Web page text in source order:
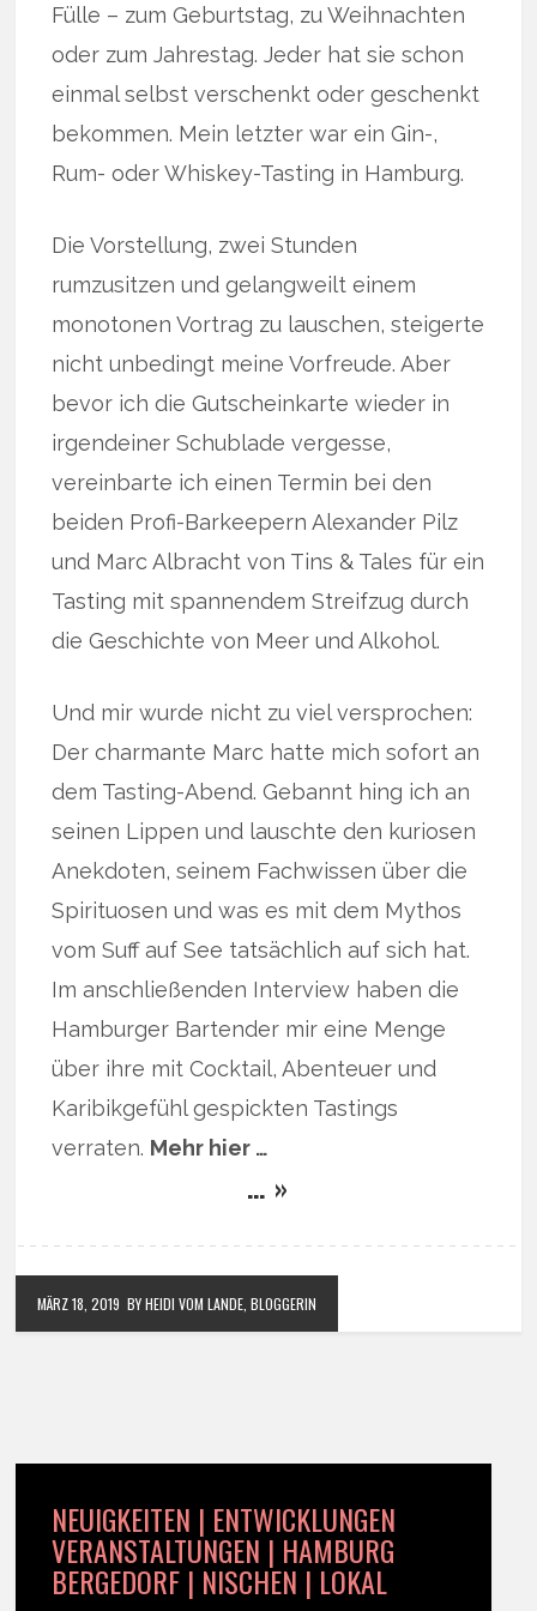
Fülle – zum Geburtstag, zu Weihnachten
oder zum Jahrestag. Jeder hat sie schon
einmal selbst verschenkt oder geschenkt
bekommen. Mein letzter war ein Gin-,
Rum- oder Whiskey-Tasting in Hamburg.
Die Vorstellung, zwei Stunden
rumzusitzen und gelangweilt einem
monotonen Vortrag zu lauschen, steigerte
nicht unbedingt meine Vorfreude. Aber
bevor ich die Gutscheinkarte wieder in
irgendeiner Schublade vergesse,
vereinbarte ich einen Termin bei den
beiden Profi-Barkeepern Alexander Pilz
und Marc Albracht von Tins & Tales für ein
Tasting mit spannendem Streifzug durch
die Geschichte von Meer und Alkohol.
Und mir wurde nicht zu viel versprochen:
Der charmante Marc hatte mich sofort an
dem Tasting-Abend. Gebannt hing ich an
seinen Lippen und lauschte den kuriosen
Anekdoten, seinem Fachwissen über die
Spirituosen und was es mit dem Mythos
vom Suff auf See tatsächlich auf sich hat.
Im anschließenden Interview haben die
Hamburger Bartender mir eine Menge
über ihre mit Cocktail, Abenteuer und
Karibikgefühl gespickten Tastings
verraten. Mehr hier …
… »
MÄRZ 18, 2019 BY HEIDI VOM LANDE, BLOGGERIN
NEUIGKEITEN | ENTWICKLUNGEN
VERANSTALTUNGEN | HAMBURG
BERGEDORF | NISCHEN | LOKAL